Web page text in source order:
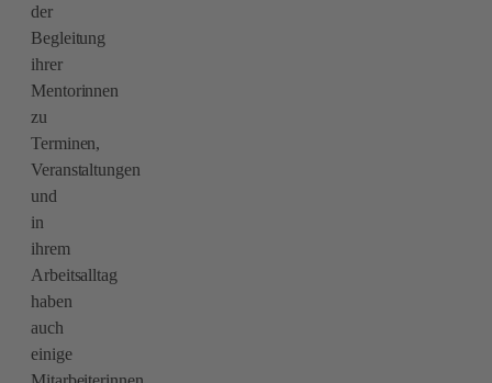
der
Begleitung
ihrer
Mentorinnen
zu
Terminen,
Veranstaltungen
und
in
ihrem
Arbeitsalltag
haben
auch
einige